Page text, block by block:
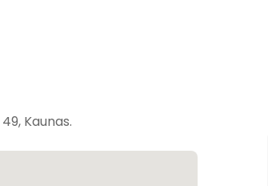
Kaunas.